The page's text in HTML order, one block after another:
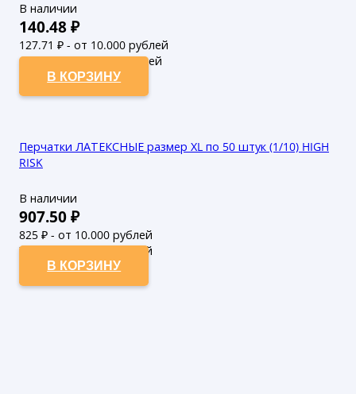
В наличии
140.48₽
127.71 ₽ - от 10.000 рублей
116.1₽ - от 50.000 рублей
В КОРЗИНУ
Перчатки ЛАТЕКСНЫЕ размер ХL по 50 штук (1/10) HIGH
RISK
В наличии
907.50₽
825 ₽ - от 10.000 рублей
750₽ - от 50.000 рублей
В КОРЗИНУ